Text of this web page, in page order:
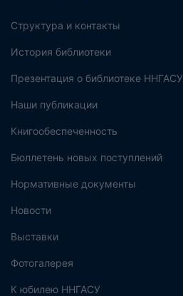
Структура и контакты
История библиотеки
Презентация о библиотеке ННГАСУ
Наши публикации
Книгообеспеченность
Бюллетень новых поступлений
Нормативные документы
Новости
Выставки
Фотогалерея
К юбилею ННГАСУ